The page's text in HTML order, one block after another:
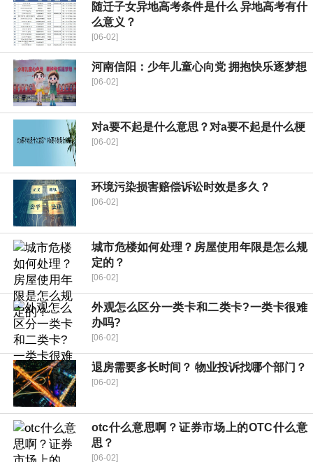
随迁子女异地高考条件是什么 异地高考有什
么意义？
[06-02]
河南信阳：少年儿童心向党 拥抱快乐逐梦想
[06-02]
对a要不起是什么意思？对a要不起是什么梗
[06-02]
环境污染损害赔偿诉讼时效是多久？
[06-02]
城市危楼如何处理？房屋使用年限是怎么规
定的？
[06-02]
外观怎么区分一类卡和二类卡?一类卡很难
办吗?
[06-02]
退房需要多长时间？ 物业投诉找哪个部门？
[06-02]
otc什么意思啊？证券市场上的OTC什么意
思？
[06-02]